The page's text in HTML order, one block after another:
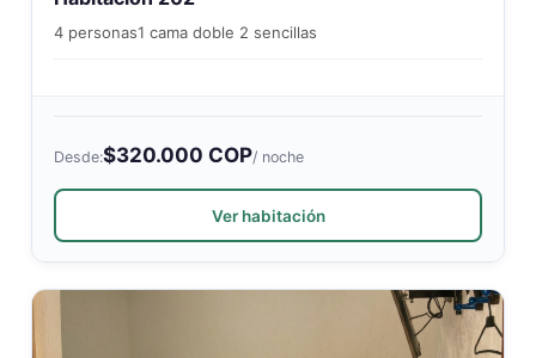
4 personas1 cama doble 2 sencillas
Desde:$320.000 COP/ noche
Ver habitación